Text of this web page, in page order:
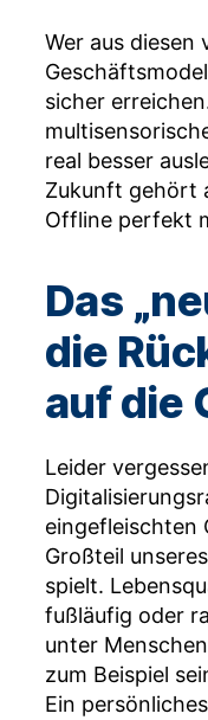
Wer aus diesen
sicher
real besser
Zukunft gehört
Offline perfekt
Das
die
auf die
Leider
eingefleischten
Großteil
spielt.
fußläufig oder
unter
zum Beispiel
Ein